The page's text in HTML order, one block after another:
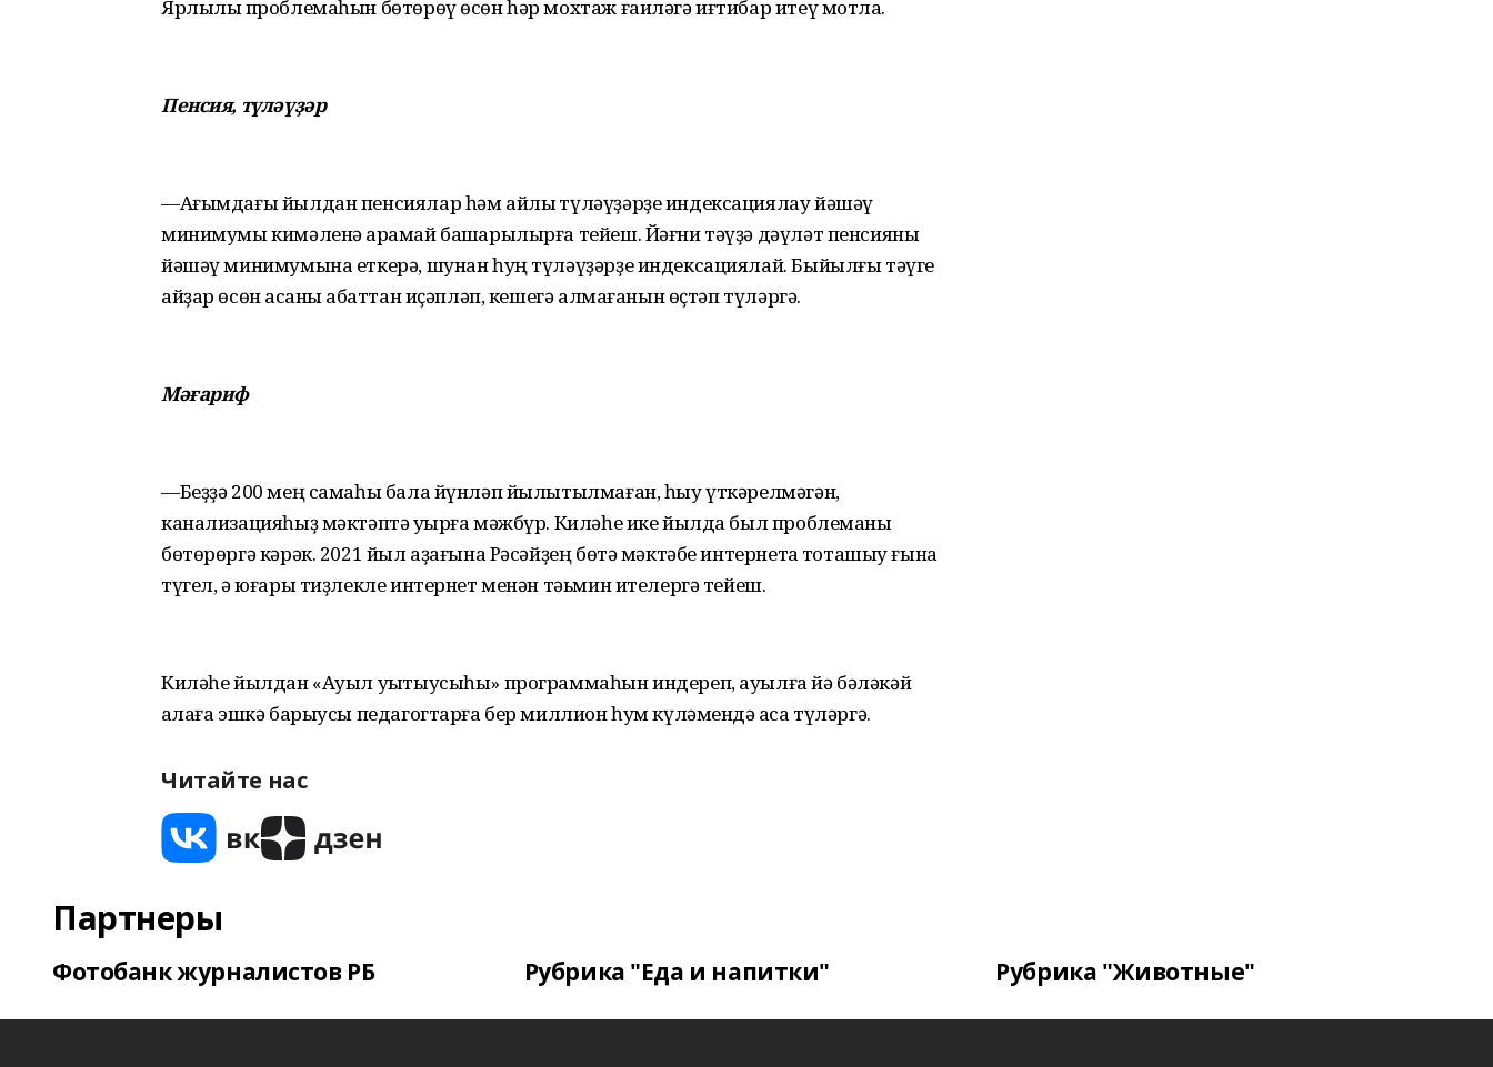
Ярлылыҡ проблемаһын бөтөрөү өсөн һәр мохтаж ғаиләгә иғтибар итеү мотлаҡ.
Пенсия, түләүҙәр
—Ағымдағы йылдан пенсиялар һәм айлыҡ түләүҙәрҙе индексациялау йәшәү
минимумы кимәленә ҡарамай башҡарылырға тейеш. Йәғни тәүҙә дәүләт пенсияны
йәшәү минимумына еткерә, шунан һуң түләүҙәрҙе индексациялай. Быйылғы тәүге
айҙар өсөн аҡсаны ҡабаттан иҫәпләп, кешегә алмағанын өҫтәп түләргә.
Мәғариф
—Беҙҙә 200 мең самаһы бала йүнләп йылытылмаған, һыу үткәрелмәгән,
канализацияһыҙ мәктәптә уҡырға мәжбүр. Киләһе ике йылда был проблеманы
бөтөрөргә кәрәк. 2021 йыл аҙағына Рәсәйҙең бөтә мәктәбе интернетҡа тоташыу ғына
түгел, ә юғары тиҙлекле интернет менән тәьмин ителергә тейеш.
Киләһе йылдан «Ауыл уҡытыусыһы» программаһын индереп, ауылға йә бәләкәй
ҡалаға эшкә барыусы педагогтарға бер миллион һум күләмендә аҡса түләргә.
Читайте нас
Партнеры
Фотобанк журналистов РБ Рубрика "Еда и напитки" Рубрика "Животные"